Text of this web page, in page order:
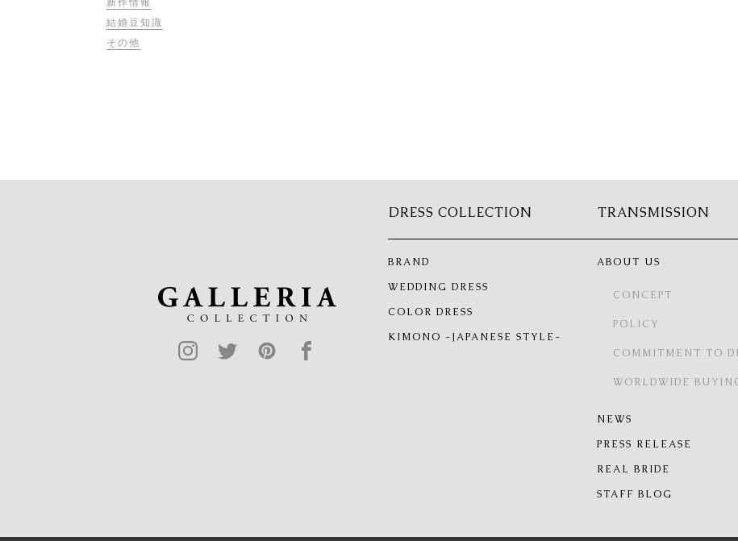
結婚豆知識
その他
DRESS COLLECTION
BRAND
WEDDING DRESS
COLOR DRESS
KIMONO -JAPANESE STYLE-
TRANSMISSION
ABOUT US
CONCEPT
POLICY
COMMITMENT TO
WORLDWIDE
NEWS
PRESS RELEASE
REAL BRIDE
STAFF BLOG